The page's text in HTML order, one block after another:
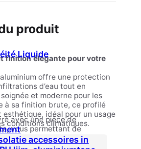
Liquide
produit
finition élégante pour votre
offre une protection
d’eau tout en
et moderne pour les
à sa finition brute, ce profilé
idéal pour un usage
conditions climatiques.
avec une pièce de
vous permettant de
à une installation sans